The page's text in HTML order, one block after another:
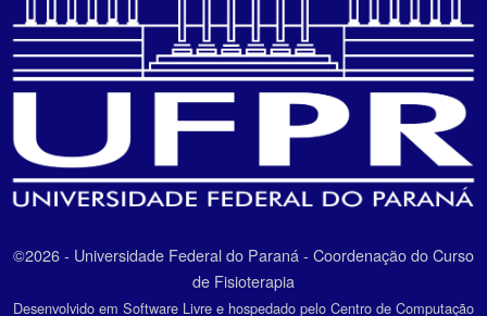
©2026 - Universidade Federal do Paraná - Coordenação do Curso
de Fisioterapia
Desenvolvido em Software Livre e hospedado pelo Centro de Computação